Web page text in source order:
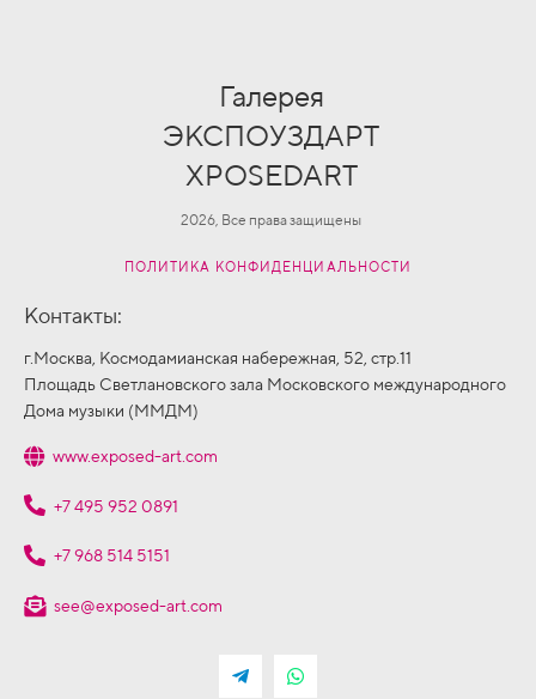
Галерея
ЭКСПОУЗДАРТ
XPOSEDART
2026, Все права защищены
ПОЛИТИКА КОНФИДЕНЦИАЛЬНОСТИ
Контакты:
г.Москва, Космодамианская набережная, 52, стр.11
Площадь Светлановского зала Московского международного
Дома музыки (ММДМ)
www.exposed-art.com
+7 495 952 0891
+7 968 514 5151
see@exposed-art.com